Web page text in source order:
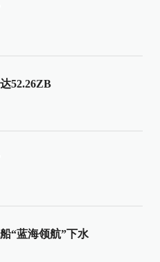
52.26ZB
“蓝海领航”下水